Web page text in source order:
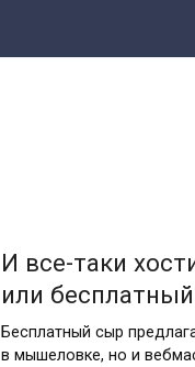
И все-таки
или
Бесплатный сыр
в мышеловке, но и